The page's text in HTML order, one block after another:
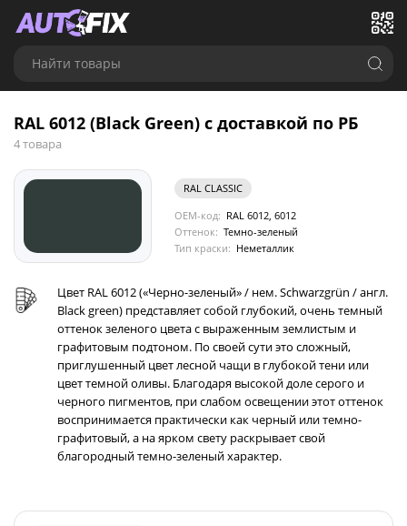
Найти товары
RAL 6012 (Black Green) с доставкой по РБ
4 товара
RAL CLASSIC
OEM-код: RAL 6012, 6012
Оттенок: Темно-зеленый
Тип краски: Неметаллик
Цвет RAL 6012 («Черно-зеленый» / нем. Schwarzgrün / англ.
Black green) представляет собой глубокий, очень темный
оттенок зеленого цвета с выраженным землистым и
графитовым подтоном. По своей сути это сложный,
приглушенный цвет лесной чащи в глубокой тени или
цвет темной оливы. Благодаря высокой доле серого и
черного пигментов, при слабом освещении этот оттенок
воспринимается практически как черный или темно-
графитовый, а на ярком свету раскрывает свой
благородный темно-зеленый характер.